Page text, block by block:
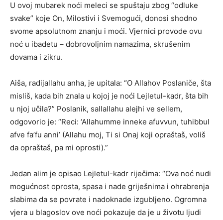
U ovoj mubarek noći meleci se spuštaju zbog “odluke
svake” koje On, Milostivi i Svemogući, donosi shodno
svome apsolutnom znanju i moći. Vjernici provode ovu
noć u ibadetu – dobrovoljnim namazima, skrušenim
dovama i zikru.
Aiša, radijallahu anha, je upitala: “O Allahov Poslaniče, šta
misliš, kada bih znala u kojoj je noći Lejletul-kadr, šta bih
u njoj učila?” Poslanik, sallallahu alejhi ve sellem,
odgovorio je: “Reci: ‘Allahumme inneke afuvvun, tuhibbul
afve fa’fu anni’ (Allahu moj, Ti si Onaj koji opraštaš, voliš
da opraštaš, pa mi oprosti).”
Jedan alim je opisao Lejletul-kadr riječima: “Ova noć nudi
mogućnost oprosta, spasa i nade griješnima i ohrabrenja
slabima da se povrate i nadoknade izgubljeno. Ogromna
vjera u blagoslov ove noći pokazuje da je u životu ljudi